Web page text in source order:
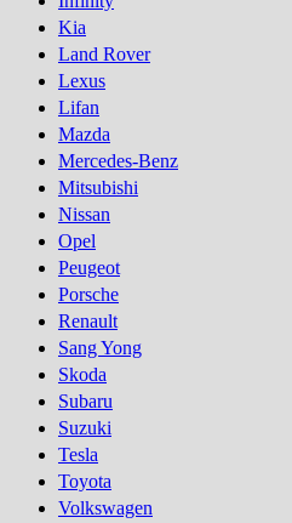
Kia
Land Rover
Lexus
Lifan
Mazda
Mercedes-Benz
Mitsubishi
Nissan
Opel
Peugeot
Porsсhe
Renault
Sang Yong
Skoda
Subaru
Suzuki
Tesla
Toyota
Volkswagen